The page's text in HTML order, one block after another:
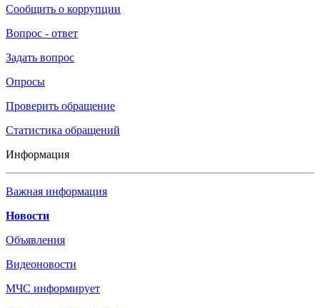
Сообщить о коррупции
Вопрос - ответ
Задать вопрос
Опросы
Проверить обращение
Статистика обращений
Информация
Важная информация
Новости
Объявления
Видеоновости
МЧС информирует